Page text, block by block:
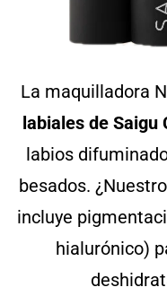
La maquilladora
labiales de Saigu
labios
besados.
incluye
hialurónico)